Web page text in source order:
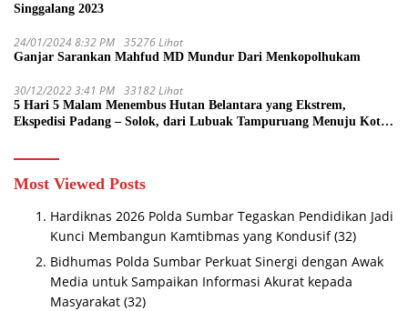
Singgalang 2023
24/01/2024 8:32 PM 35276 Lihat
Ganjar Sarankan Mahfud MD Mundur Dari Menkopolhukam
30/12/2022 3:41 PM 33182 Lihat
5 Hari 5 Malam Menembus Hutan Belantara yang Ekstrem,
Ekspedisi Padang – Solok, dari Lubuak Tampuruang Menuju Koto
Most Viewed Posts
Hardiknas 2026 Polda Sumbar Tegaskan Pendidikan Jadi
Kunci Membangun Kamtibmas yang Kondusif (32)
Bidhumas Polda Sumbar Perkuat Sinergi dengan Awak
Media untuk Sampaikan Informasi Akurat kepada
Masyarakat (32)